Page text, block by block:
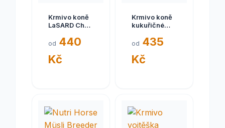
Krmivo koně
LaSARD Chov
od 440
Kč
Krmivo koně
kukuřičné
od 435
Kč